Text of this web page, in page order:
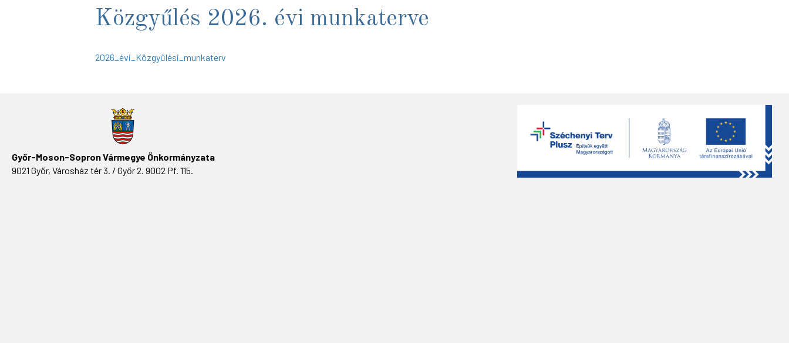
Közgyűlés 2026. évi munkaterve
2026_évi_Közgyűlési_munkaterv
Győr-Moson-Sopron Vármegye Önkormányzata
9021 Győr, Városház tér 3. / Győr 2. 9002 Pf. 115.